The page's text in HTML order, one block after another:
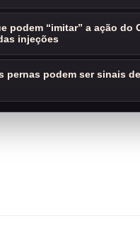
podem “imitar” a ação do
injeções
pernas podem ser sinais